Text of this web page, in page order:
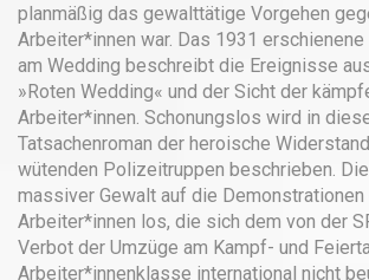
planmäßig das gewalttätige Vorgehen
Arbeiter*innen war. Das 1931 erschienene
am Wedding beschreibt die Ereignisse
»Roten Wedding« und der Sicht der
Arbeiter*innen. Schonungslos wird in
Tatsachenroman der heroische
wütenden Polizeitruppen beschrieben.
massiver Gewalt auf die Demonstrationen
Arbeiter*innen los, die sich dem von der
Verbot der Umzüge am Kampf- und
Arbeiter*innenklasse international nicht